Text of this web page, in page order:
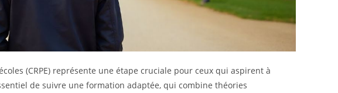
(CRPE) représente une étape cruciale pour ceux qui aspirent à
de suivre une formation adaptée, qui combine théories